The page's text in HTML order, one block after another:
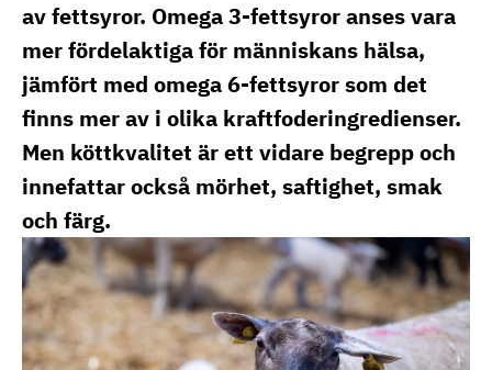
av fettsyror. Omega 3-fettsyror anses vara
mer fördelaktiga för människans hälsa,
jämfört med omega 6-fettsyror som det
finns mer av i olika kraftfoderingredienser.
Men köttkvalitet är ett vidare begrepp och
innefattar också mörhet, saftighet, smak
och färg.